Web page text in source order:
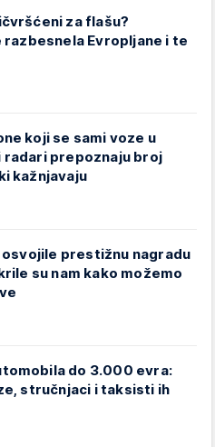
za flašu?
razbesnela Evropljane i te
koji se sami voze u
radari prepoznaju broj
kažnjavaju
osvojile prestižnu nagradu
su nam kako možemo
do 3.000 evra:
stručnjaci i taksisti ih